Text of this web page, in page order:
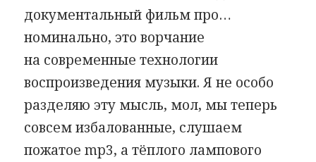
документальный фильм про…
номинально, это ворчание
на современные технологии
воспроизведения музыки. Я не особо
разделяю эту мысль, мол, мы теперь
совсем избалованные, слушаем
пожатое mp3, а тёплого лампового